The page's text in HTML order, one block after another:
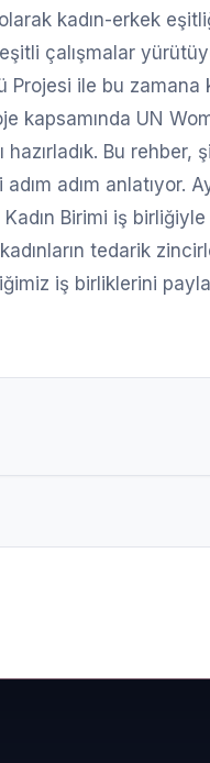
kadın-erkek
çalışmalar
Projesi ile bu
kapsamında UN
hazırladık. Bu
adım anlatıyor.
Birimi iş
tedarik
iş birliklerini